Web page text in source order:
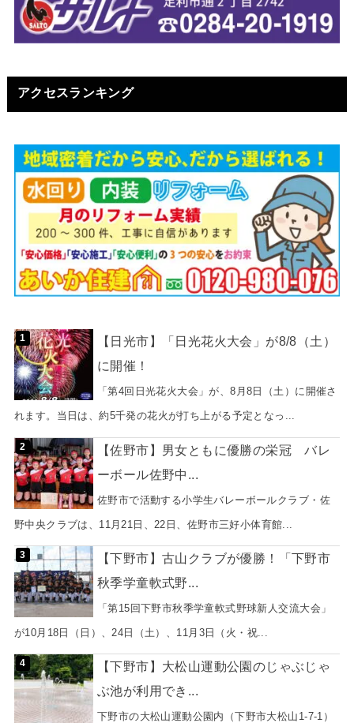
アクセスランキング
【日光市】「日光花火大会」が8/8（土）
に開催！
「第4回日光花火大会」が、8月8日（土）に開催さ
れます。当日は、約5千発の花火が打ち上がる予定となっ...
【佐野市】男女ともに優勝の栄冠 バレ
ーボール佐野中...
佐野市で活動する小学生バレーボールクラブ・佐
野中央クラブは、11月21日、22日、佐野市三好小体育館...
【下野市】古山クラブが優勝！「下野市
秋季学童軟式野...
「第15回下野市秋季学童軟式野球新人交流大会」
が10月18日（日）、24日（土）、11月3日（火・祝...
【下野市】大松山運動公園のじゃぶじゃ
ぶ池が利用でき...
下野市の大松山運動公園内（下野市大松山1-7-1）